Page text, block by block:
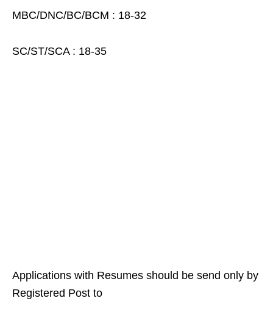
MBC/DNC/BC/BCM : 18-32
SC/ST/SCA : 18-35
Applications with Resumes should be send only by
Registered Post to